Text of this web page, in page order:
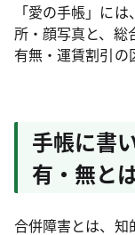
「愛の手帳」に
所・顔写真と、総
有無・運賃割引の
手帳に書
有・無と
合併障害とは、知